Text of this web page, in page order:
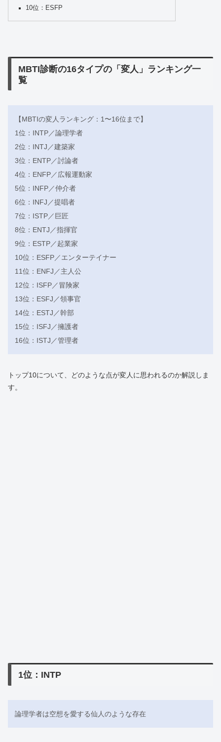
10位：ESFP
MBTI診断の16タイプの「変人」ランキング一
覧
【MBTIの変人ランキング：1〜16位まで】
1位：INTP／論理学者
2位：INTJ／建築家
3位：ENTP／討論者
4位：ENFP／広報運動家
5位：INFP／仲介者
6位：INFJ／提唱者
7位：ISTP／巨匠
8位：ENTJ／指揮官
9位：ESTP／起業家
10位：ESFP／エンターテイナー
11位：ENFJ／主人公
12位：ISFP／冒険家
13位：ESFJ／領事官
14位：ESTJ／幹部
15位：ISFJ／擁護者
16位：ISTJ／管理者
トップ10について、どのような点が変人に思われるのか解説しま
す。
1位：INTP
論理学者は空想を愛する仙人のような存在